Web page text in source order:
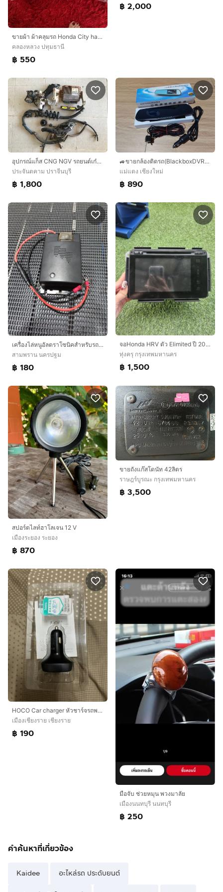
ขายผ้า ผ้าคลุมรถ Honda City hatchback ehev
คลองหลวง ปทุมธานี
฿ 550
฿ 2,000
อุปกรณ์แก็ส CNG NGV รถยนต์เก๋ง Toyota altis 1.6G
ประจันตคาม ปราจีนบุรี
฿ 1,800
🚙ขายกล้องติดรถ(BlackboxDVR)หน้า-หลังรุ่น Y-3000
แม่แตง เชียงใหม่
฿ 890
เครื่องไล่หนูอัลตราโซนิคสําหรับรถยนต์ 12V พร้อมเซ็นเซอร์อัจฉริยะ
สามพราน นครปฐม
฿ 180
จอHonda HRV ตัว Elimited ปี 2016 มีจอ+กล้องหลัง ใช้งานปกติขนาด7นิ้ว 📌​ราคารวมส่งขนส่งนะคะ
ทุ่งครุ กรุงเทพมหานคร
฿ 1,500
สปอร์ตไลท์ฮาโลเจน 12 V
เมืองระยอง ระยอง
฿ 870
ขายถังแก๊สโดนัท 42ลิตร
ราษฎร์บูรณะ กรุงเทพมหานคร
฿ 3,500
HOCO Car charger หัวชาร์จรถพร้อมบลูทูธ ของแท้ ราคารวมส่ง
เมืองเชียงราย เชียงราย
฿ 190
มือจับ ช่วยหมุน​ พวงมาลัย​
เมืองนนทบุรี นนทบุรี
฿ 250
คำค้นหาที่เกี่ยวข้อง
Kaidee อะไหล่รถ ประดับยนต์